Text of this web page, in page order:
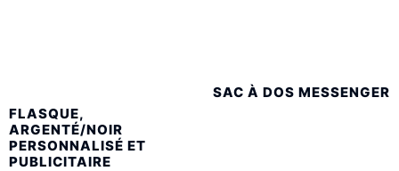
FLASQUE,
ARGENTÉ/NOIR
PERSONNALISÉ ET
PUBLICITAIRE
SAC À DOS MESSENGER